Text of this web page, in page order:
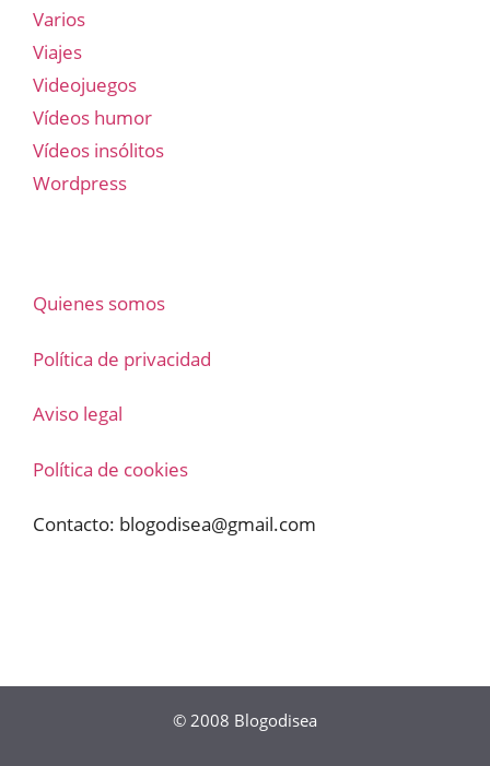
Varios
Viajes
Videojuegos
Vídeos humor
Vídeos insólitos
Wordpress
Quienes somos
Política de privacidad
Aviso legal
Política de cookies
Contacto: blogodisea@gmail.com
© 2008 Blogodisea